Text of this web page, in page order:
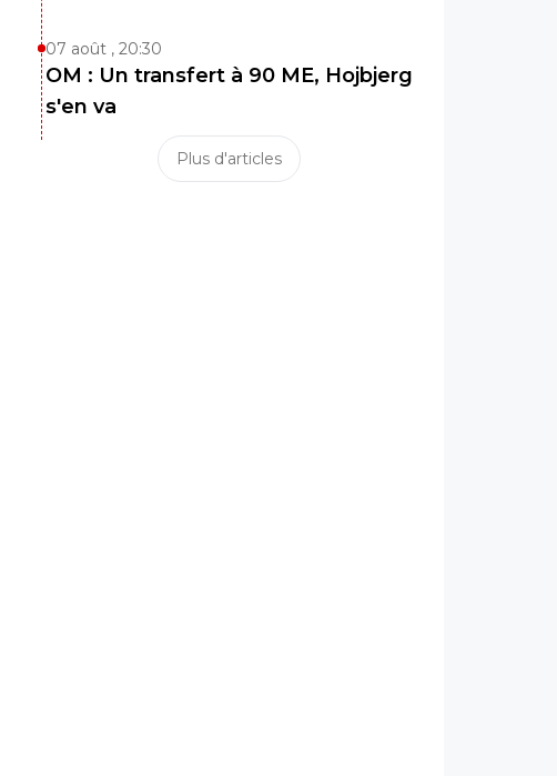
07 août , 20:30
OM : Un transfert à 90 ME, Hojbjerg
s'en va
Plus d'articles